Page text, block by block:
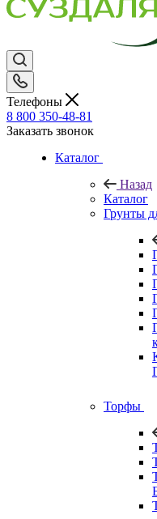
Телефоны
8 800 350-48-81
Заказать звонок
Каталог
Назад
Каталог
Грунты
Торфы